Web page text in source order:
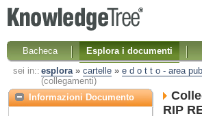
Bacheca
Esplora i documenti
sei in:: esplora» cartelle» e d o t t o - area
(collegamenti)
Informazioni Documento
RIP